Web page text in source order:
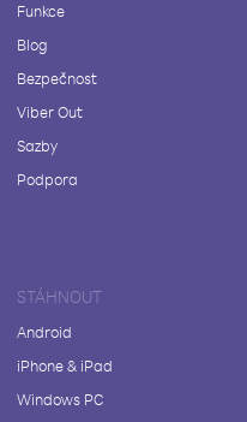
Funkce
Blog
Bezpečnost
Viber Out
Sazby
Podpora
STÁHNOUT
Android
iPhone & iPad
Windows PC